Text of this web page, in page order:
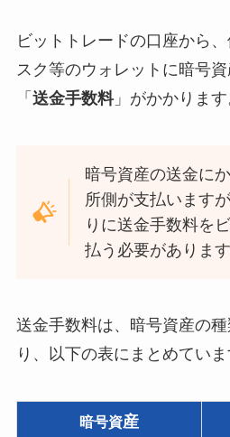
ビットトレードの口座から
スク等のウォレットに暗号
「 送金手数料」がかかります
暗号資産の送金に
所側が支払います
りに送金手数料を
払う必要があります
送金手数料は、暗号資産の
り、以下の表にまとめていま
暗号資産